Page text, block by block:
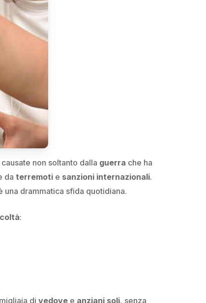
causate non soltanto dalla guerra che ha
daterremoti e sanzioni internazionali.
una drammatica sfida quotidiana.
:
divedove e anziani soli, senza